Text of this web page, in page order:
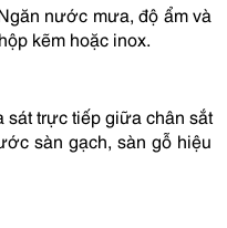
nước mưa, độ ẩm và
kẽm hoặc inox.
sát trực tiếp giữa chân sắt
sàn gạch, sàn gỗ hiệu